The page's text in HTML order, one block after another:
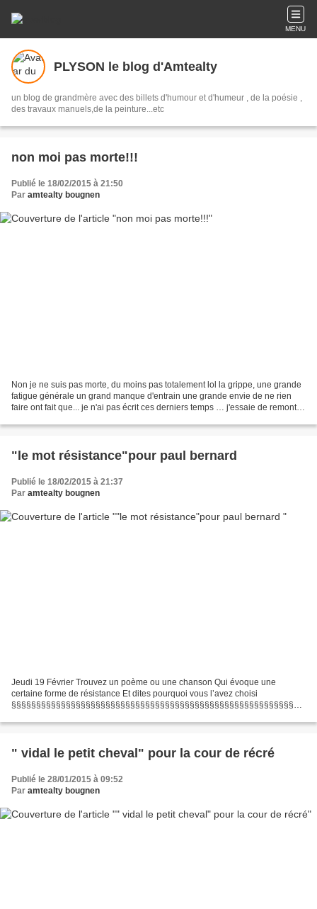
MENU
PLYSON le blog d'Amtealty
un blog de grandmère avec des billets d'humour et d'humeur , de la poésie ,
des travaux manuels,de la peinture...etc
non moi pas morte!!!
Publié le 18/02/2015 à 21:50
Par amtealty bougnen
Non je ne suis pas morte, du moins pas totalement lol la grippe, une grande
fatigue générale un grand manque d'entrain une grande envie de ne rien
faire ont fait que... je n'ai pas écrit ces derniers temps … j'essaie de remonter
"le mot résistance"pour paul bernard
Publié le 18/02/2015 à 21:37
Par amtealty bougnen
Jeudi 19 Février Trouvez un poème ou une chanson Qui évoque une
certaine forme de résistance Et dites pourquoi vous l’avez choisi
§§§§§§§§§§§§§§§§§§§§§§§§§§§§§§§§§§§§§§§§§§§§§§§§§§§§§§§§§§§
" vidal le petit cheval" pour la cour de récré
Publié le 28/01/2015 à 09:52
Par amtealty bougnen